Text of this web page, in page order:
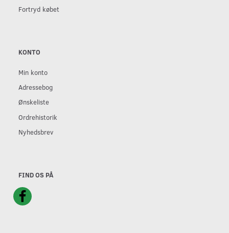
Fortryd købet
KONTO
Min konto
Adressebog
Ønskeliste
Ordrehistorik
Nyhedsbrev
FIND OS PÅ